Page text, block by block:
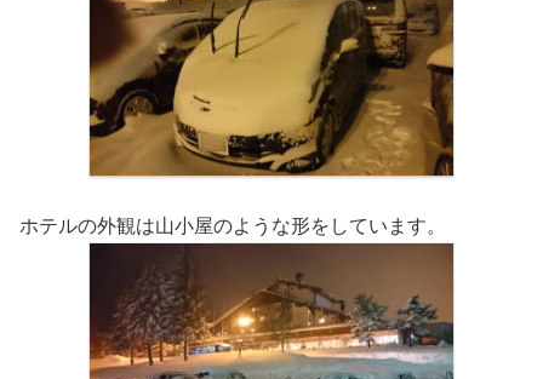
ホテルの外観は山小屋のような形をしています。